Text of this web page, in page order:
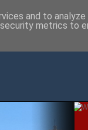
and to
metrics to